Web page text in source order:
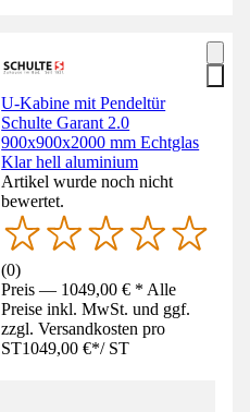
U-Kabine mit Pendeltür
Schulte Garant 2.0
900x900x2000 mm Echtglas
Klar hell aluminium
Artikel wurde noch nicht
bewertet.
(0)
Preis — 1049,00 € * Alle
Preise inkl. MwSt. und ggf.
zzgl. Versandkosten pro
ST1049,00 €*/ ST